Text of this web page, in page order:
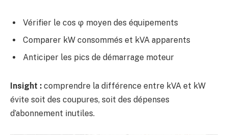
Vérifier le cos φ moyen des équipements
Comparer kW consommés et kVA apparents
Anticiper les pics de démarrage moteur
Insight : comprendre la différence entre kVA et kW
évite soit des coupures, soit des dépenses
d’abonnement inutiles.